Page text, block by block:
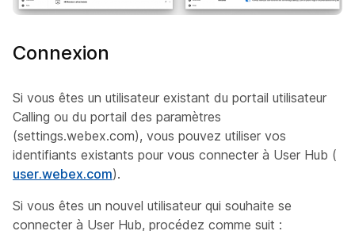
Connexion
Si vous êtes un utilisateur existant du portail utilisateur
Calling ou du portail des paramètres
(settings.webex.com), vous pouvez utiliser vos
identifiants existants pour vous connecter à User Hub (
user.webex.com).
Si vous êtes un nouvel utilisateur qui souhaite se
connecter à User Hub, procédez comme suit :